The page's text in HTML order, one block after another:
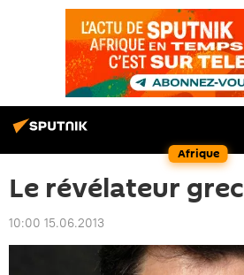
Afrique
Le révélateur grec
10:00 15.06.2013